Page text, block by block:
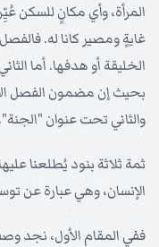
المرأة، وأي مكانٍ للسكن
غايةٍ ومصير كانا له.
الخليقة أو هدفها. أما
بحيث إن مضمون الفصل
والثاني تحت عنوان "الجنة".
ثمة ثلاثة بنود يُطلعنا
الإنسان، وهي عبارة عن
ففي المقام الأول، نجد